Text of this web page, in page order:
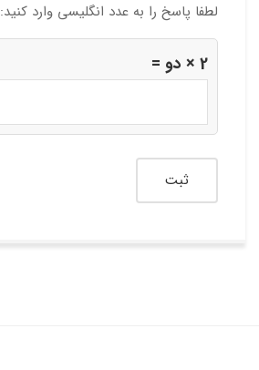
لطفا پاسخ را به عدد انگلیسی وارد کنید:
2 × دو =